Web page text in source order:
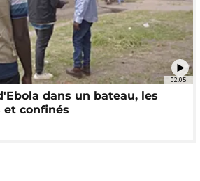
02:05
dans un bateau, les
et confinés